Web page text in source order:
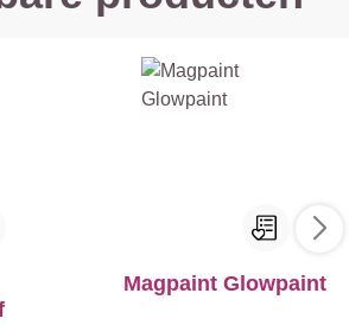
Magpaint Glowpaint